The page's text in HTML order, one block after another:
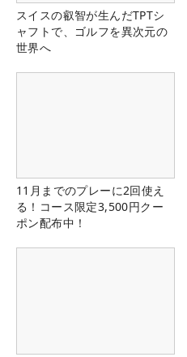
スイスの叡智が生んだTPTシ
ャフトで、ゴルフを異次元の
世界へ
11月までのプレーに2回使え
る！コース限定3,500円クー
ポン配布中！